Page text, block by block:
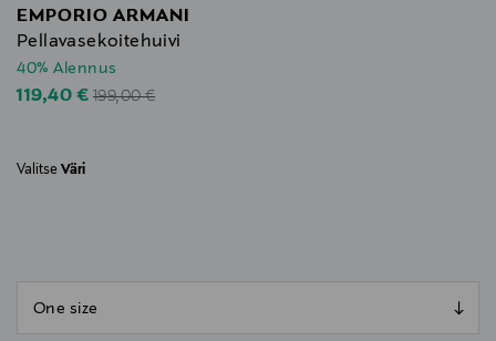
EMPORIO ARMANI
Pellavasekoitehuivi
40% Alennus
Discounted Price
119,40 €Original Price
199,00 €
Valitse Väri